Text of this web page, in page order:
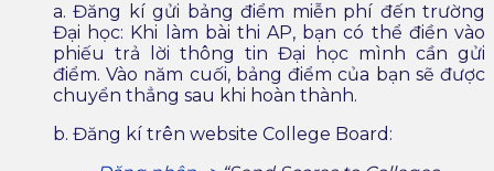
a. Đăng kí gửi bảng điểm miễn phí đến trường
Đại học: Khi làm bài thi AP, bạn có thể điền vào
phiếu trả lời thông tin Đại học mình cần gửi
điểm. Vào năm cuối, bảng điểm của bạn sẽ được
chuyển thẳng sau khi hoàn thành.
b. Đăng kí trên website College Board: